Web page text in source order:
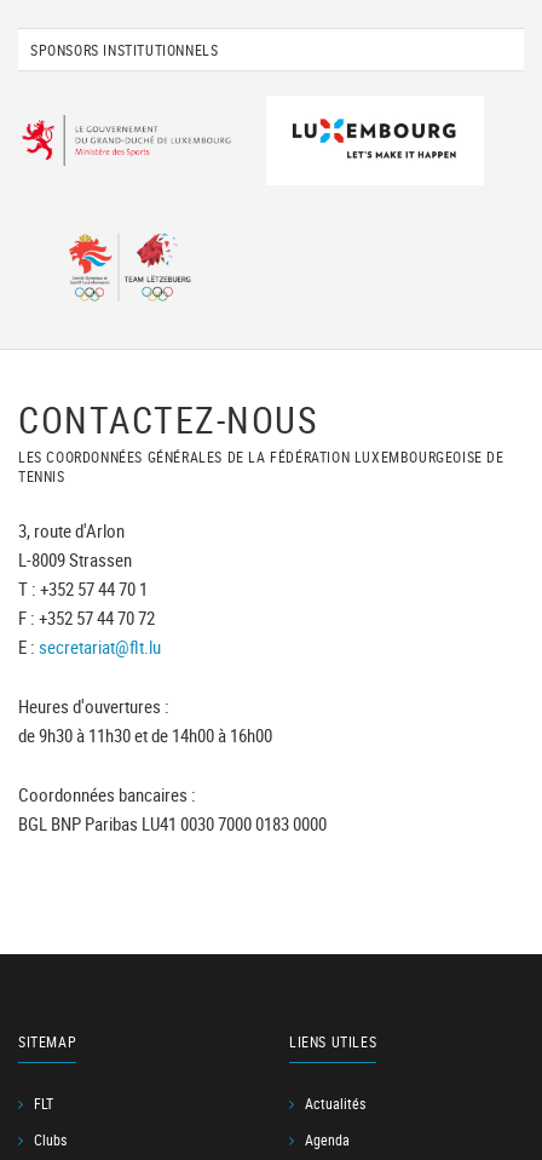
SPONSORS INSTITUTIONNELS
CONTACTEZ-NOUS
LES COORDONNÉES GÉNÉRALES DE LA FÉDÉRATION LUXEMBOURGEOISE DE
TENNIS
3, route d'Arlon
L-8009 Strassen
T : +352 57 44 70 1
F : +352 57 44 70 72
E : secretariat@flt.lu
Heures d'ouvertures :
de 9h30 à 11h30 et de 14h00 à 16h00
Coordonnées bancaires :
BGL BNP Paribas LU41 0030 7000 0183 0000
SITEMAP
FLT
Clubs
LIENS UTILES
Actualités
Agenda